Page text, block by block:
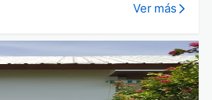
Ver más